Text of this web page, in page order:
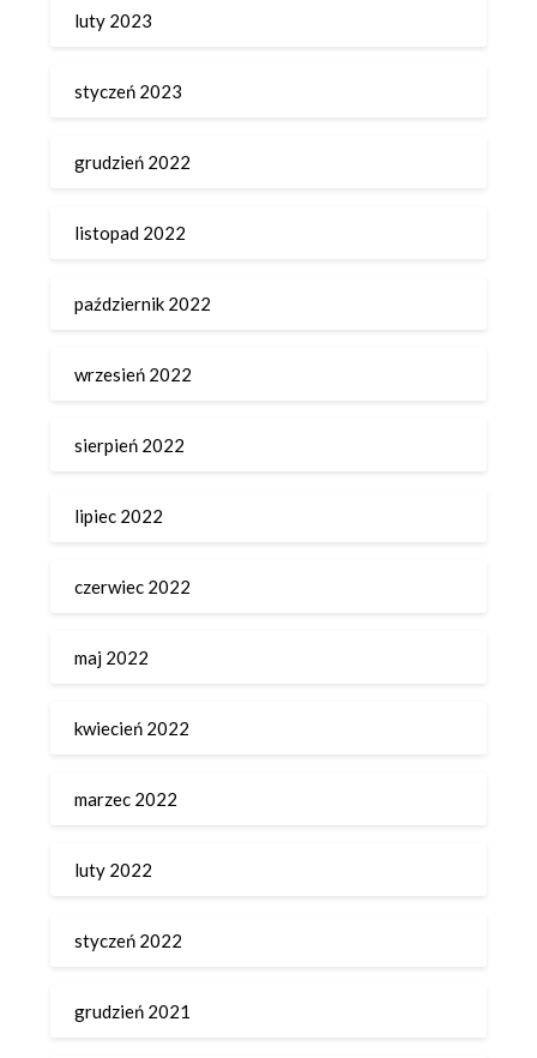
luty 2023
styczeń 2023
grudzień 2022
listopad 2022
październik 2022
wrzesień 2022
sierpień 2022
lipiec 2022
czerwiec 2022
maj 2022
kwiecień 2022
marzec 2022
luty 2022
styczeń 2022
grudzień 2021